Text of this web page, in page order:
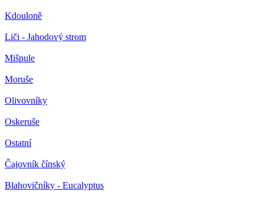
Kdouloně
Liči - Jahodový strom
Mišpule
Moruše
Olivovníky
Oskeruše
Ostatní
Čajovník čínský
Blahovičníky - Eucalyptus